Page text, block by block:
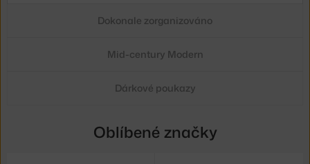
Dokonale zorganizováno
Mid-century Modern
Dárkové poukazy
Oblíbené značky